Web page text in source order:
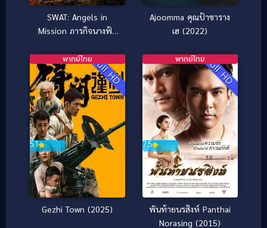
SWAT: Angels in
Mission ภารกิจนางฟ้า
Ajoomma คุณป้าซาราง
เฮ (2022)
Full HD
5.1
พากย์ไทย
Gezhi Town (2025)
Full HD
7.5
พากย์ไทย
พันท้ายนรสิงห์ Panthai
Norasing (2015)